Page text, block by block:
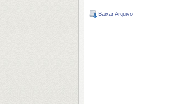
Baixar Arquivo